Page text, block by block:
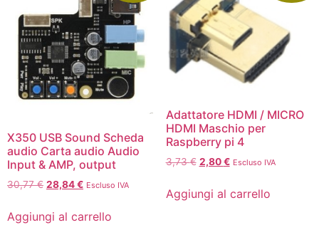
X350 USB Sound Scheda
audio Carta audio Audio
Input & AMP, output
30,77€ 28,84€ Escluso IVA
Aggiungi al carrello
Adattatore HDMI / MICRO
HDMI Maschio per
Raspberry pi 4
3,73€ 2,80€ Escluso IVA
Aggiungi al carrello